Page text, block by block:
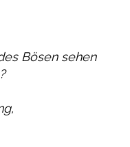
Bösen sehen